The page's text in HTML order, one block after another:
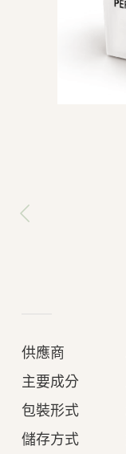
供應商
主要成分
包裝形式
儲存方式